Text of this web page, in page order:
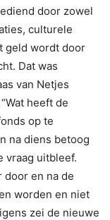
door zowel
culturele
geld wordt door
Dat was
van Netjes
heeft de
op te
na diens betoog
vraag uitbleef.
door en na de
worden en niet
zei de nieuwe